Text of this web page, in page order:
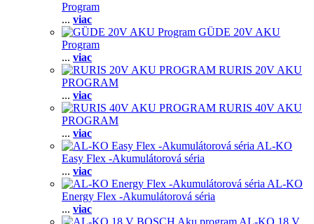
Program
... viac
GÜDE 20V AKU
Program
... viac
RURIS 20V AKU
PROGRAM
... viac
RURIS 40V AKU
PROGRAM
... viac
AL-KO
Easy Flex -Akumulátorová séria
... viac
AL-KO
Energy Flex -Akumulátorová séria
... viac
AL-KO 18 V